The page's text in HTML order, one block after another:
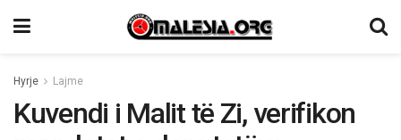
Hyrje Lajme
Kuvendi i Malit të Zi, verifikon